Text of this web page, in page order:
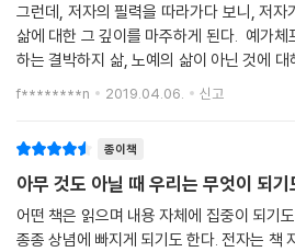
그런데, 저자의 필력을 따라가다 보니, 저자
삶에 대한 그 깊이를 마주하게 된다. 예가체프 커피를 마시며 저자가 예기
하는 결박하지 삶, 노예의 삶이 아닌 것에 대
그리고, 나도 좋아하는 베토벤의 월광소나타
f********n 2019.04.06. 신고
종이책
아무 것도 아닐 때 우리는 무엇이 되기
어떤 책은 읽으며 내용 자체에 집중이 되기
종종 상념에 빠지게 되기도 한다. 전자는 책